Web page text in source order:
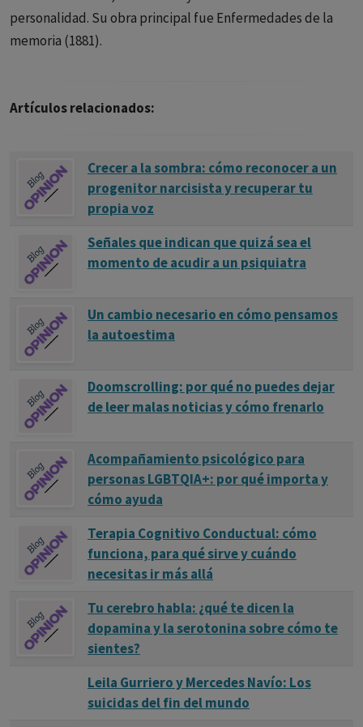
personalidad. Su obra principal fue Enfermedades de la
memoria (1881).
Artículos relacionados:
Crecer a la sombra: cómo reconocer a un
progenitor narcisista y recuperar tu
propia voz
Señales que indican que quizá sea el
momento de acudir a un psiquiatra
Un cambio necesario en cómo pensamos
la autoestima
Doomscrolling: por qué no puedes dejar
de leer malas noticias y cómo frenarlo
Acompañamiento psicológico para
personas LGBTQIA+: por qué importa y
cómo ayuda
Terapia Cognitivo Conductual: cómo
funciona, para qué sirve y cuándo
necesitas ir más allá
Tu cerebro habla: ¿qué te dicen la
dopamina y la serotonina sobre cómo te
sientes?
Leila Gurriero y Mercedes Navío: Los
suicidas del fin del mundo